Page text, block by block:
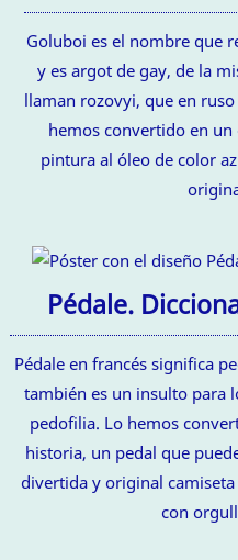
Goluboi es el nombre que
y es argot de gay, de la
llaman rozovyi, que en
hemos convertido en
pintura al óleo de color
Pédale.
Pédale en francés significa
también es un insulto para
pedofilia. Lo hemos
historia, un pedal que
divertida y original
con